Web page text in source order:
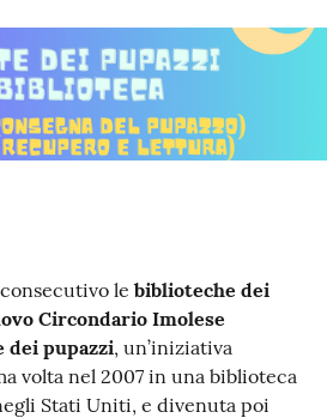
le biblioteche dei
Circondario Imolese
dei pupazzi, un’iniziativa
volta nel 2007 in una biblioteca
Stati Uniti, e divenuta poi